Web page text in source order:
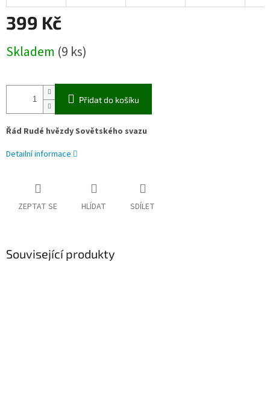
399 Kč
cena:
Skladem (9 ks)
Přidat do košíku
Řád Rudé hvězdy Sovětského svazu
Detailní informace
ZEPTAT SE HLÍDAT SDÍLET
Související produkty